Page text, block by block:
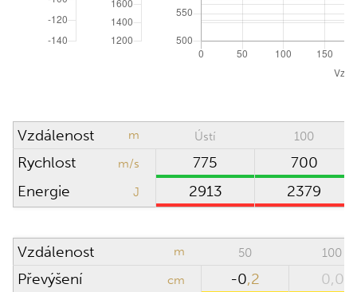
ATMOSFERICKÉ PODMÍNKY Obnovit na ICAO
Absolutní tlak hPa (mbar)
Rychlost větru
°C
PUŠKOHLED
Vzdálenost m Ústí 100
Rychlost m/s 775
700
Energie
J 2913 2379
Vzdálenost m 50 100
Převýšení cm -0,2
0,0